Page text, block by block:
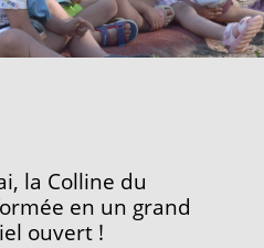
la Colline du
en un grand
ouvert !